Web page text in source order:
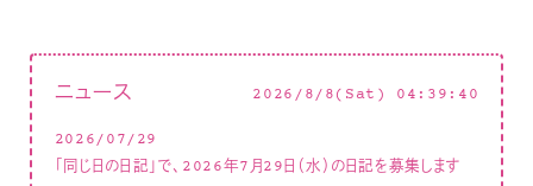
ニュース 2026/8/8(Sat) 04:39:42
2026/07/29
「同じ日の日記」で、2026年7月29日（水）の日記を募集します